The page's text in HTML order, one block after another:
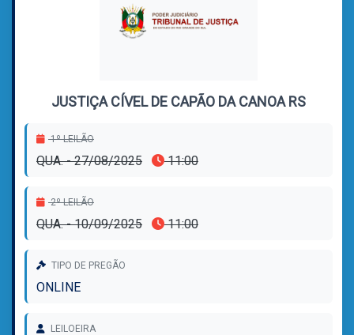
JUSTIÇA CÍVEL DE CAPÃO DA CANOA RS
1º LEILÃO
QUA. - 27/08/2025 11:00
2º LEILÃO
QUA. - 10/09/2025 11:00
TIPO DE PREGÃO
ONLINE
LEILOEIRA